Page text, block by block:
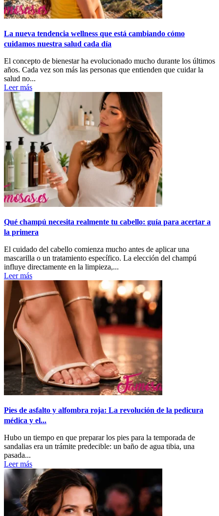
La nueva tendencia wellness que está cambiando cómo
cuidamos nuestra salud cada día
El concepto de bienestar ha evolucionado mucho durante los últimos
años. Cada vez son más las personas que entienden que cuidar la
salud no...
Leer más
Qué champú necesita realmente tu cabello: guía para acertar a
la primera
El cuidado del cabello comienza mucho antes de aplicar una
mascarilla o un tratamiento específico. La elección del champú
influye directamente en la limpieza,...
Leer más
Pies de asfalto y alfombra roja: La revolución de la pedicura
médica y el...
Hubo un tiempo en que preparar los pies para la temporada de
sandalias era un trámite predecible: un baño de agua tibia, una
pasada...
Leer más